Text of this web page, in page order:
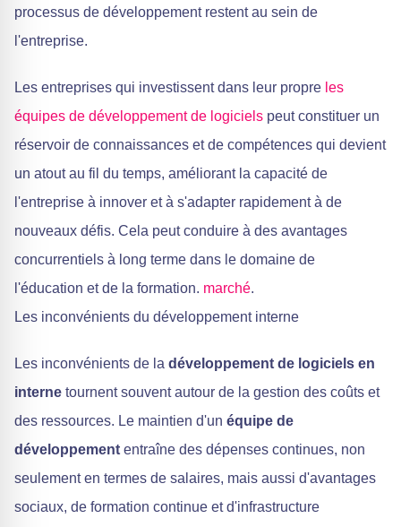
processus de développement restent au sein de
l'entreprise.
Les entreprises qui investissent dans leur propre les
équipes de développement de logiciels peut constituer un
réservoir de connaissances et de compétences qui devient
un atout au fil du temps, améliorant la capacité de
l'entreprise à innover et à s'adapter rapidement à de
nouveaux défis. Cela peut conduire à des avantages
concurrentiels à long terme dans le domaine de
l'éducation et de la formation. marché.
Les inconvénients du développement interne
Les inconvénients de la développement de logiciels en
interne tournent souvent autour de la gestion des coûts et
des ressources. Le maintien d'un équipe de
développement entraîne des dépenses continues, non
seulement en termes de salaires, mais aussi d'avantages
sociaux, de formation continue et d'infrastructure